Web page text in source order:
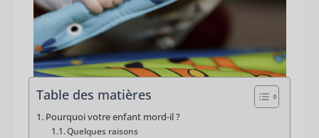
Table des matières
Pourquoi votre enfant mord-il ?
Quelques raisons